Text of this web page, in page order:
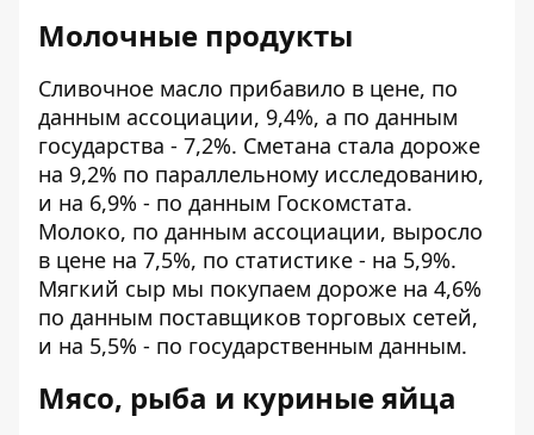
Молочные продукты
Сливочное масло прибавило в цене, по
данным ассоциации, 9,4%, а по данным
государства - 7,2%. Сметана стала дороже
на 9,2% по параллельному исследованию,
и на 6,9% - по данным Госкомстата.
Молоко, по данным ассоциации, выросло
в цене на 7,5%, по статистике - на 5,9%.
Мягкий сыр мы покупаем дороже на 4,6%
по данным поставщиков торговых сетей,
и на 5,5% - по государственным данным.
Мясо, рыба и куриные яйца